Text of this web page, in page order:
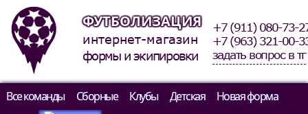
ФУТБОЛИЗАЦИЯ
интернет-магазин
формы и экипировки
+7 (911) 080-73-
+7 (963) 321-00-
задать вопрос в тг
Все команды Сборные Клубы Детская
Новая форма